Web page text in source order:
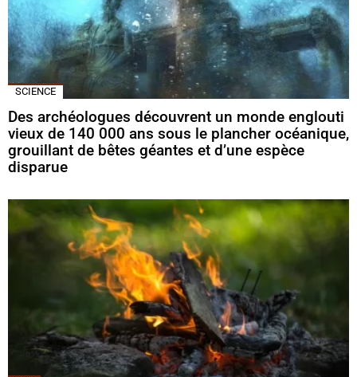
SCIENCE
Des archéologues découvrent un monde englouti
vieux de 140 000 ans sous le plancher océanique,
grouillant de bêtes géantes et d’une espèce
disparue